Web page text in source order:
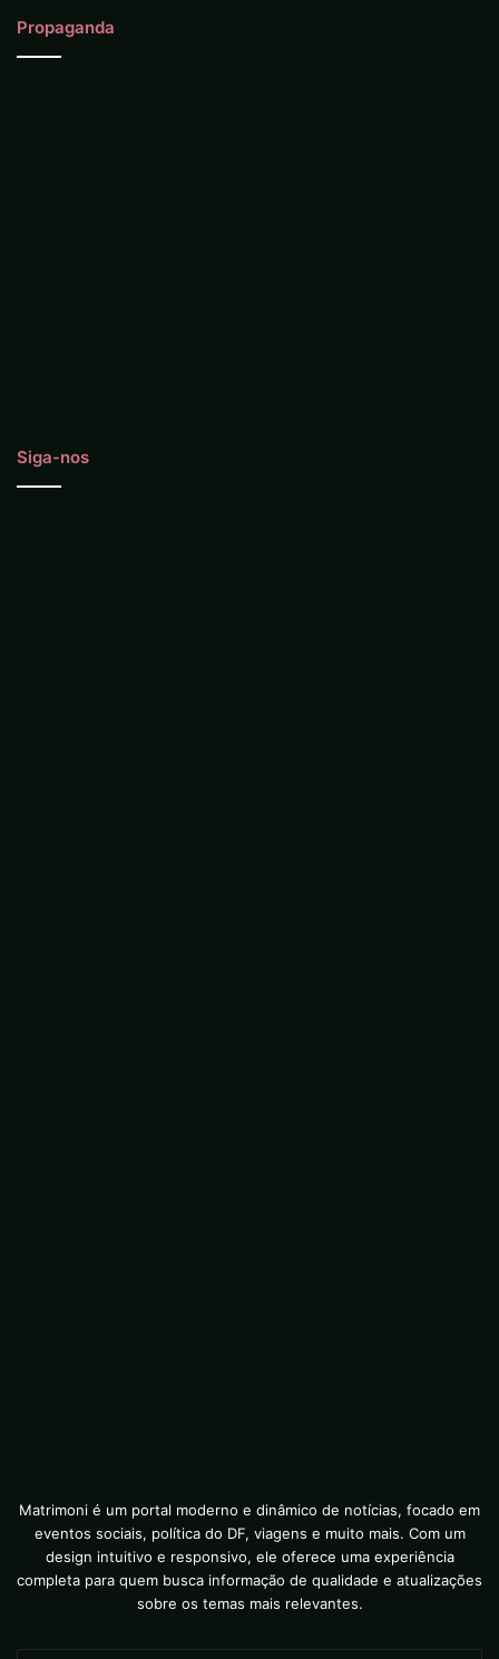
Propaganda
Siga-nos
Matrimoni é um portal moderno e dinâmico de notícias, focado em
eventos sociais, política do DF, viagens e muito mais. Com um
design intuitivo e responsivo, ele oferece uma experiência
completa para quem busca informação de qualidade e atualizações
sobre os temas mais relevantes.